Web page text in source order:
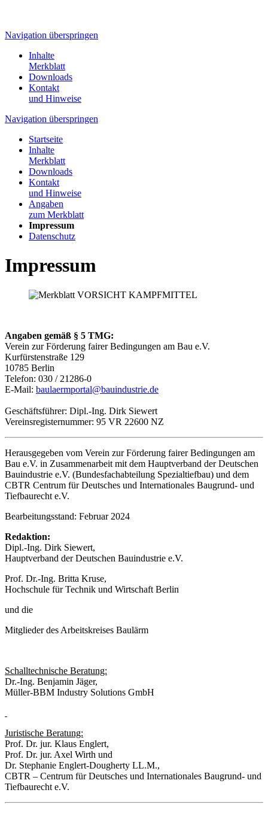
Navigation überspringen
Inhalte
Merkblatt
Downloads
Kontakt
und Hinweise
Navigation überspringen
Startseite
Inhalte
Merkblatt
Downloads
Kontakt
und Hinweise
Angaben
zum Merkblatt
Impressum
Datenschutz
Impressum
Angaben gemäß § 5 TMG:
Verein zur Förderung fairer Bedingungen am Bau e.V.
Kurfürstenstraße 129
10785 Berlin
Telefon: 030 / 21286-0
E-Mail: baulaermportal@bauindustrie.de
Geschäftsführer: Dipl.-Ing. Dirk Siewert
Vereinsregisternummer: 95 VR 22600 NZ
Herausgegeben vom Verein zur Förderung fairer Bedingungen am
Bau e.V. in Zusammenarbeit mit dem Hauptverband der Deutschen
Bauindustrie e.V. (Bundesfachabteilung Spezialtiefbau) und dem
CBTR Centrum für Deutsches und Internationales Baugrund- und
Tiefbaurecht e.V.
Bearbeitungsstand: Februar 2024
Redaktion:
Dipl.-Ing. Dirk Siewert,
Hauptverband der Deutschen Bauindustrie e.V.
Prof. Dr.-Ing. Britta Kruse,
Hochschule für Technik und Wirtschaft Berlin
und die
Mitglieder des Arbeitskreises Baulärm
Schalltechnische Beratung:
Dr.-Ing. Benjamin Jäger,
Müller-BBM Industry Solutions GmbH
Juristische Beratung:
Prof. Dr. jur. Klaus Englert,
Prof. Dr. jur. Axel Wirth und
Dr. Stephanie Englert-Dougherty LL.M.,
CBTR – Centrum für Deutsches und Internationales Baugrund- und
Tiefbaurecht e.V.